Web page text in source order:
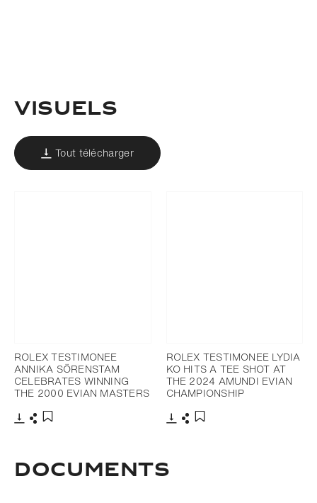
VISUELS
Tout télécharger
ROLEX TESTIMONEE
ANNIKA SÖRENSTAM
CELEBRATES WINNING
THE 2000 EVIAN MASTERS
ROLEX TESTIMONEE LYDIA
KO HITS A TEE SHOT AT
THE 2024 AMUNDI EVIAN
CHAMPIONSHIP
DOCUMENTS